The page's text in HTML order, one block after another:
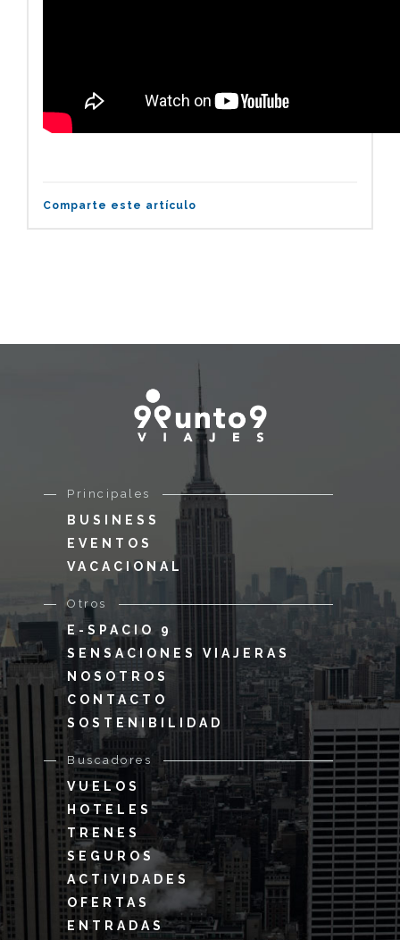
Comparte este artículo
Principales
BUSINESS
EVENTOS
VACACIONAL
Otros
E-SPACIO 9
SENSACIONES VIAJERAS
NOSOTROS
CONTACTO
SOSTENIBILIDAD
Buscadores
VUELOS
HOTELES
TRENES
SEGUROS
ACTIVIDADES
OFERTAS
ENTRADAS